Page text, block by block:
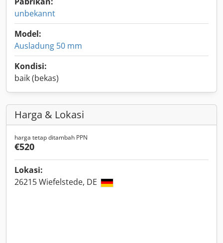
unbekannt
Model:
Ausladung 50 mm
Kondisi:
baik (bekas)
Harga & Lokasi
harga tetap ditambah PPN
€520
Lokasi:
26215 Wiefelstede, DE